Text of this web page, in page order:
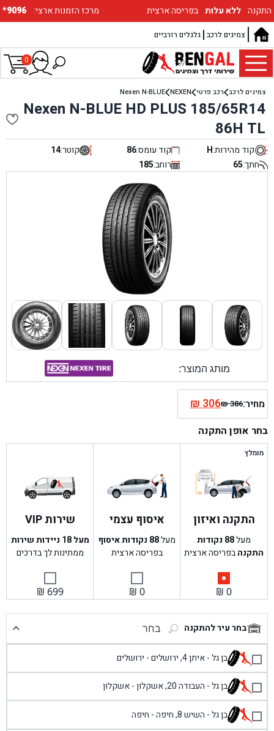
*9096 :מרכז הזמנות ארצי התקנה ללא עלות בפריסה ארצית
גלגלים רזרביים צמיגים לרכב
0
צמיגים לרכב רכב פרטי NEXEN
Nexen N-BLUE
Nexen N-BLUE HD PLUS 185/65R14
86H TL
קוד מהירות:H קוד עומס:86 קוטר:14
חתך:65 רוחב:185
מותג המוצר:
מחיר: ₪386
המחיר
המקורי
היה:
₪306המחיר
הנוכחי
הוא:
בחר אופן התקנה
מומלץ
התקנה ואיזון
מעל88 נקודות
התקנהבפריסה ארצית
₪ 0
איסוף עצמי
מעל88 נקודות איסוף
בפריסה ארצית
₪ 0
שירות VIP
מעל 18 ניידות שירות
ממתינות לך בדרכים
₪ 699
בחר עיר להתקנה בחר
בן גל - איתן 4, ירושלים - ירושלים
בן גל - העבודה 20, אשקלון - אשקלון
בן גל - השיש 8, חיפה - חיפה